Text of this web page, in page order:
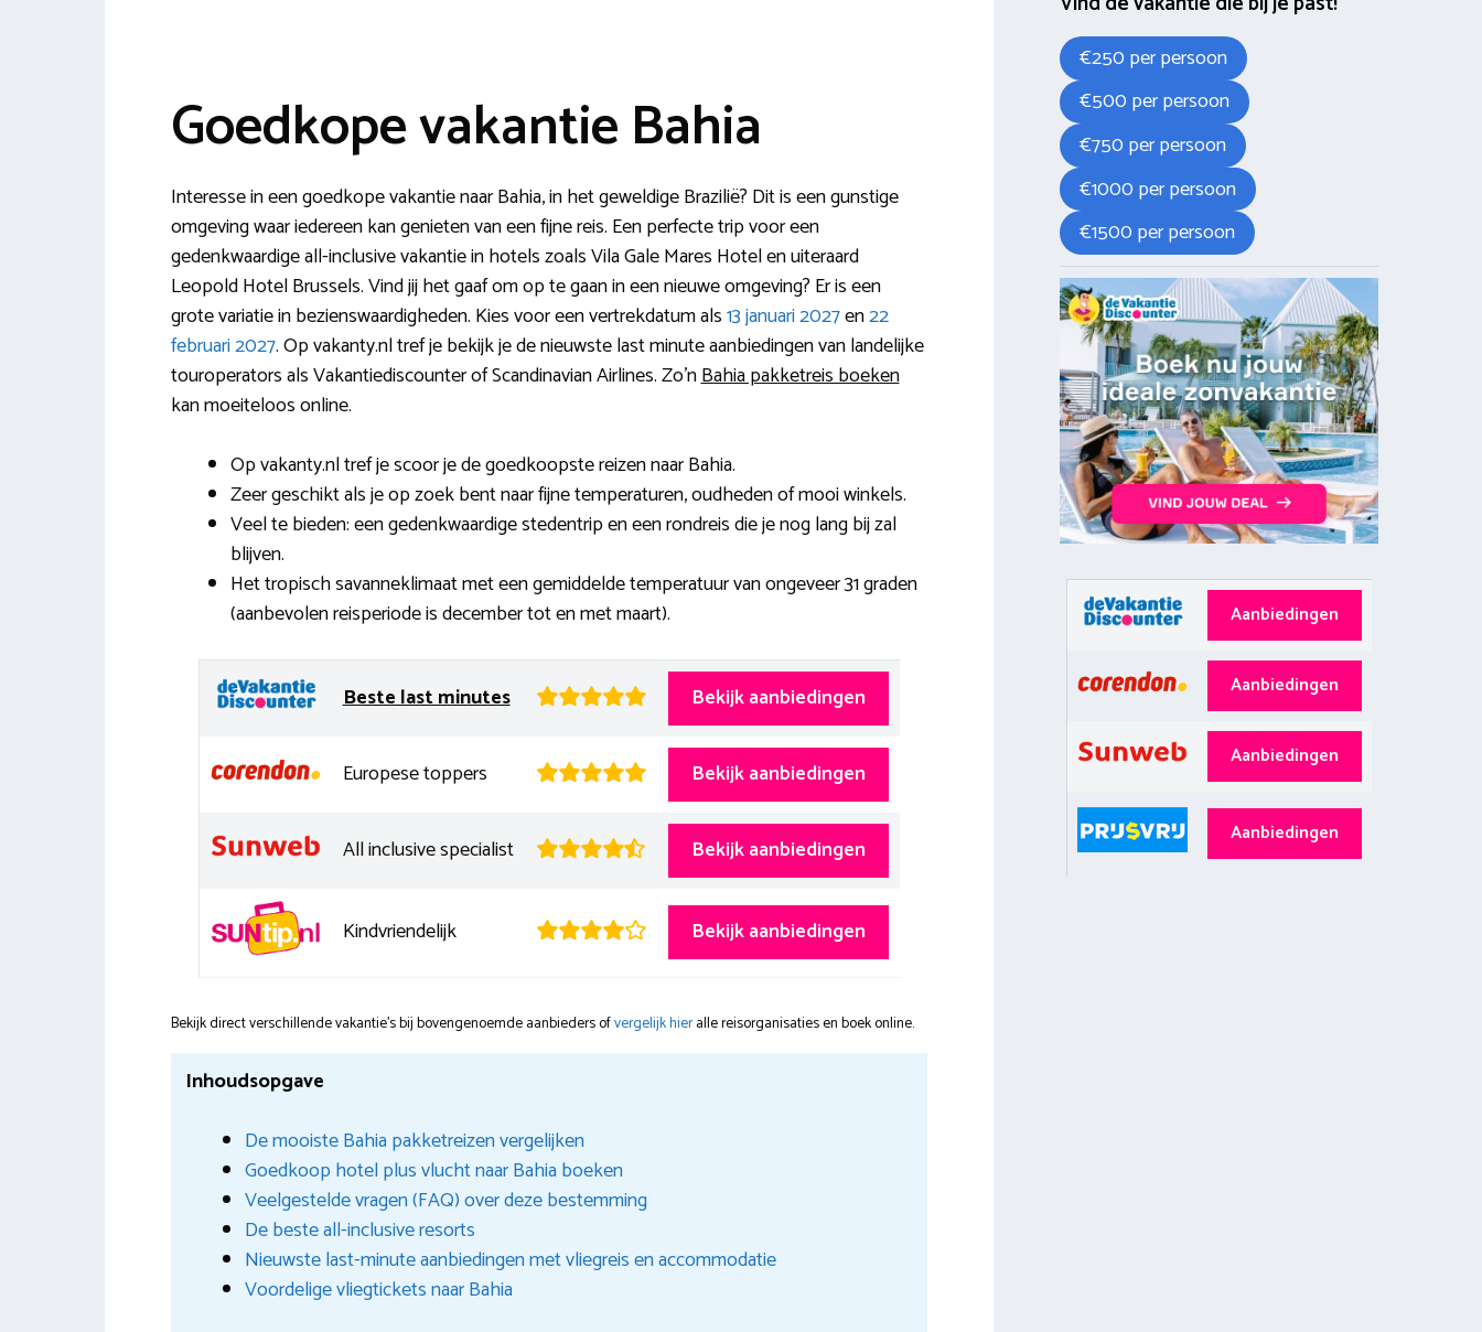
Goedkope vakantie Bahia
Interesse in een goedkope vakantie naar Bahia, in het geweldige Brazilië? Dit is een gunstige
omgeving waar iedereen kan genieten van een fijne reis. Een perfecte trip voor een
gedenkwaardige all-inclusive vakantie in hotels zoals Vila Gale Mares Hotel en uiteraard
Leopold Hotel Brussels. Vind jij het gaaf om op te gaan in een nieuwe omgeving? Er is een
grote variatie in bezienswaardigheden. Kies voor een vertrekdatum als13 januari 2027en22
februari 2027. Op vakanty.nl tref je bekijk je de nieuwste last minute aanbiedingen van landelijke
touroperators als Vakantiediscounter of Scandinavian Airlines. Zo’nBahia pakketreis boeken
kan moeiteloos online.
Op vakanty.nl tref je scoor je de goedkoopste reizen naar Bahia.
Zeer geschikt als je op zoek bent naar fijne temperaturen, oudheden of mooi winkels.
Veel te bieden: een gedenkwaardige stedentrip en een rondreis die je nog lang bij zal
blijven.
Het tropisch savanneklimaat met een gemiddelde temperatuur van ongeveer 31 graden
(aanbevolen reisperiode is december tot en met maart).
Beste last minutes Bekijk aanbiedingen
Europese toppers Bekijk aanbiedingen
All inclusive specialist Bekijk aanbiedingen
Kindvriendelijk Bekijk aanbiedingen
Bekijk direct verschillende vakantie's bij bovengenoemde aanbieders ofvergelijk hieralle reisorganisaties en boek online.
Inhoudsopgave
De mooiste Bahia pakketreizen vergelijken
Goedkoop hotel plus vlucht naar Bahia boeken
Veelgestelde vragen (FAQ) over deze bestemming
De beste all-inclusive resorts
Nieuwste last-minute aanbiedingen met vliegreis en accommodatie
Voordelige vliegtickets naar Bahia
€250 per persoon
€500 per persoon
€750 per persoon
€1000 per persoon
€1500 per persoon
Aanbiedingen
Aanbiedingen
Aanbiedingen
Aanbiedingen